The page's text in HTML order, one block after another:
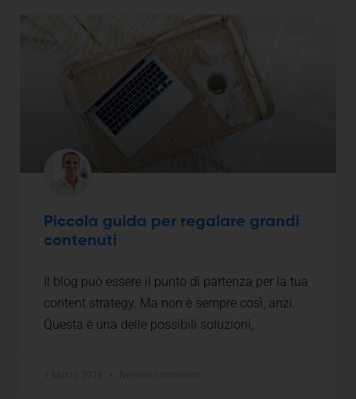
Piccola guida per regalare grandi
contenuti
Il blog può essere il punto di partenza per la tua
content strategy. Ma non è sempre così, anzi.
Questa è una delle possibili soluzioni,